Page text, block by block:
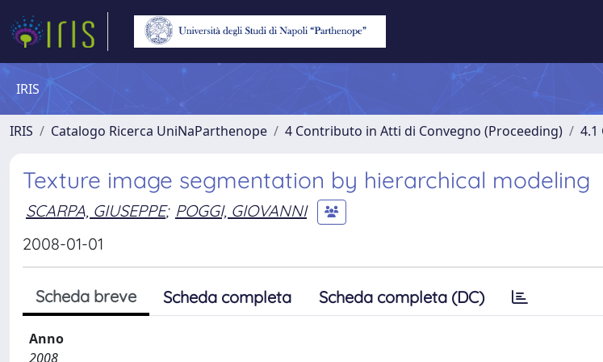
IRIS
IRIS Catalogo Ricerca UniNaParthenope 4 Contributo in Atti di Convegno (Proceeding) 4.1
Texture image segmentation by hierarchical modeling
SCARPA, GIUSEPPE; POGGI, GIOVANNI
2008-01-01
Scheda breve Scheda completa Scheda completa (DC)
Anno
2008